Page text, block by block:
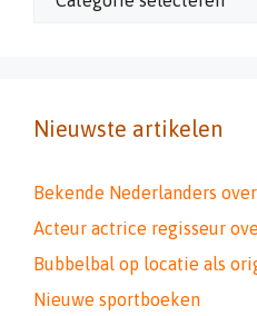
Nieuwste artikelen
Bekende Nederlanders
Acteur actrice regisseur
Bubbelbal op locatie als
Nieuwe sportboeken